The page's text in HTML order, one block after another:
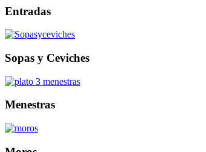
Entradas
Sopas y Ceviches
Menestras